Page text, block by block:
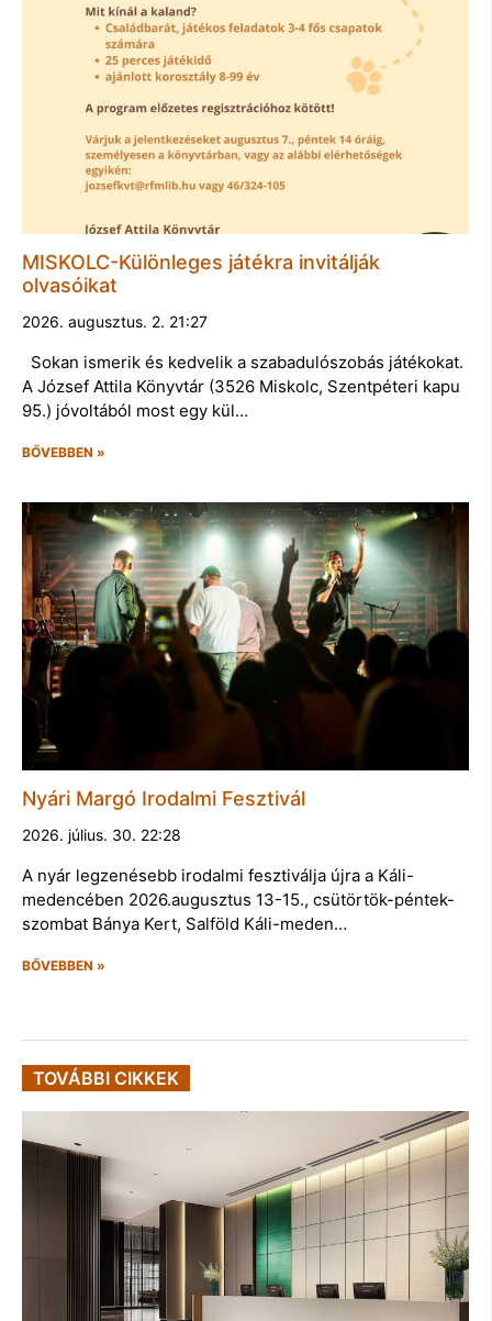
MISKOLC-Különleges játékra invitálják
olvasóikat
2026. augusztus. 2. 21:27
Sokan ismerik és kedvelik a szabadulószobás játékokat.
A József Attila Könyvtár (3526 Miskolc, Szentpéteri kapu
95.) jóvoltából most egy kül…
BŐVEBBEN »
Nyári Margó Irodalmi Fesztivál
2026. július. 30. 22:28
A nyár legzenésebb irodalmi fesztiválja újra a Káli-
medencében 2026.augusztus 13-15., csütörtök-péntek-
szombat Bánya Kert, Salföld Káli-meden…
BŐVEBBEN »
TOVÁBBI CIKKEK